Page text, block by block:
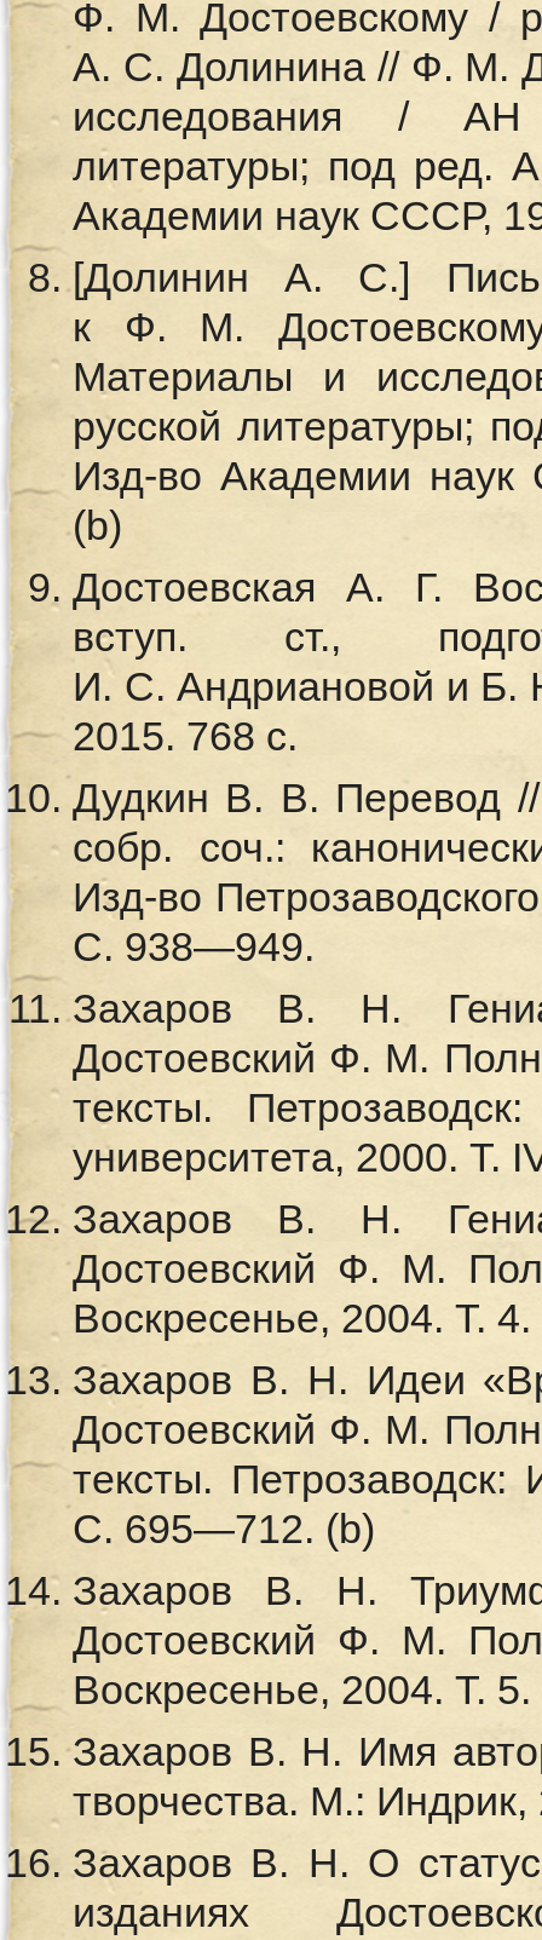
Ф. М. Достоевскому /
А. С. Долинина // Ф. М.
исследования /
литературы; под ред.
Академии наук СССР,
[Долинин А. С.]
к Ф. М.
Материалы и
русской литературы;
Изд-во Академии
(b)
Достоевская А. Г.
вступ. ст.,
И. С. Андриановой и Б.
2015. 768 с.
Дудкин В. В. Перевод
собр. соч.:
Изд-во
С. 938—949.
Захаров В. Н.
Достоевский Ф. М.
тексты.
университета, 2000. Т.
Захаров В. Н.
Достоевский Ф. М.
Воскресенье, 2004. Т.
Захаров В. Н. Идеи
Достоевский Ф. М.
тексты.
С. 695—712. (b)
Захаров В. Н.
Достоевский Ф. М.
Воскресенье, 2004. Т.
Захаров В. Н. Имя
творчества. М.: Индрик,
Захаров В. Н. О
изданиях